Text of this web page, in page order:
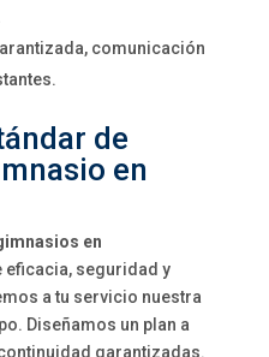
comunicación
de
en
en
eficacia, seguridad y
a tu servicio nuestra
Diseñamos un plan a
garantizadas.